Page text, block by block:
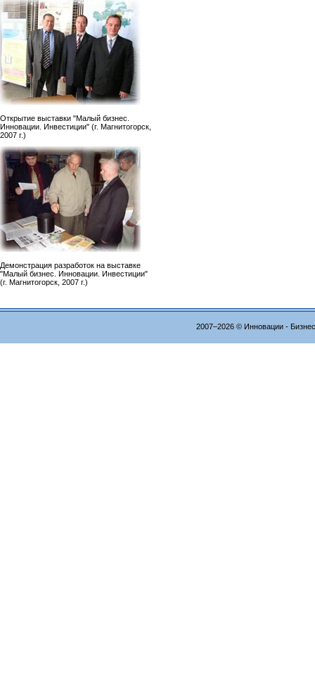
Открытие выставки "Малый бизнес.
Инновации. Инвестиции" (г. Магнитогорск,
2007 г.)
Демонстрация разработок на выставке
"Малый бизнес. Инновации. Инвестиции"
(г. Магнитогорск, 2007 г.)
2007–2026 © Инновации -